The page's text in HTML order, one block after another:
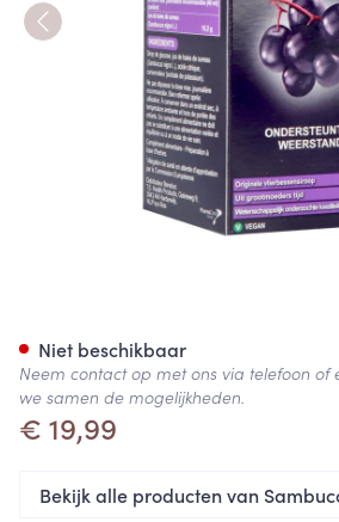
€ 19,99
Niet beschikbaar
Neem contact op met ons via telefoon of
we samen de mogelijkheden.
Bekijk alle producten van